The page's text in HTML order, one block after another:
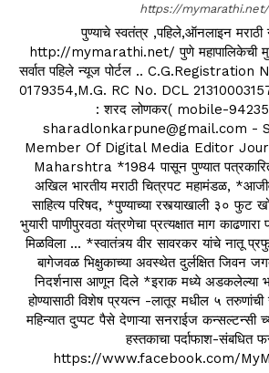
https://mymarathi.net/
पुण्याचे स्वतंत्र ,पहिले,ऑनलाइन मराठी
http://mymarathi.net/ पुणे महापालिकेची
सर्वात पहिले न्यूज पोर्टल ..
0179354,M.G. RC No. DCL
: शरद लोणकर( mobile-
sharadlonkarpune@gmail.com -
Member Of Digital Media Editor
Maharshtra *1984 पासून पुण्यात
अखिल भारतीय मराठी चित्रपट महामंडळ,
साहित्य परिषद, *पुण्याच्या रस्त्याखाली ३०
भुयारी पाणीपुरवठा यंत्रणेचा प्रत्यक्षात माग
मिळविला ... *स्वातंत्र्य वीर सावरकर यांचे नातू
बागेजवळ भिक्षुकाच्या अवस्थेत दुर्लक्षित जिवन
निदर्शनास आणून दिले *इराक मध्ये अडकलेल्या
होण्यासाठी विशेष प्रयत्न -लातूर मधील ५
महिन्यात दुप्पट पैसे देणाऱ्या सनराईज कन्सल्टन्सी
हस्तकाचा पर्दाफाश-संबधित
https://www.facebook.com/